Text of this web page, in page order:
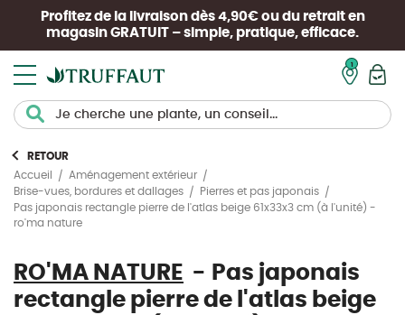
Profitez de la livraison dès 4,90€ ou du retrait en
magasin GRATUIT – simple, pratique, efficace.
RETOUR
Accueil
Aménagement extérieur
Brise-vues, bordures et dallages
Pierres et pas japonais
Pas japonais rectangle pierre de l'atlas beige 61x33x3 cm (à l'unité) -
ro'ma nature
RO'MA NATURE
Pas japonais
rectangle pierre de l'atlas beige